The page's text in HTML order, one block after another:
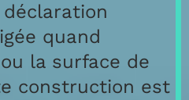
déclaration
quand
la surface de
construction est